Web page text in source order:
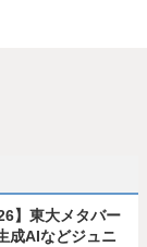
】東大メタバー
成AIなどジュニ